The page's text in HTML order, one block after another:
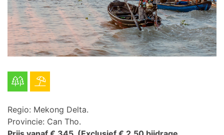
Regio: Mekong Delta.
Provincie: Can Tho.